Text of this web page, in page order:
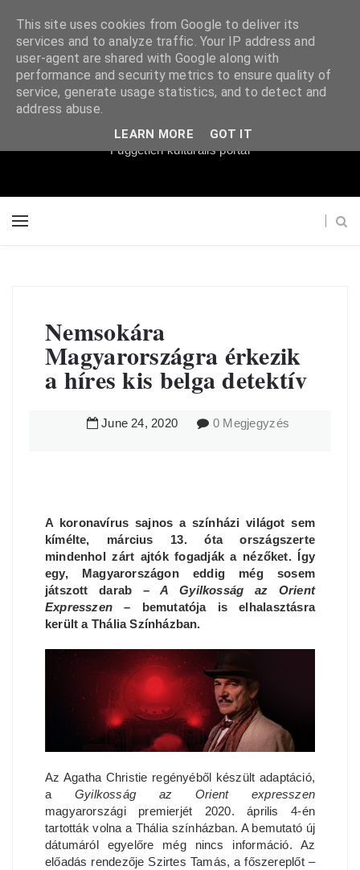
Súgópéldány
Független kulturális portál
Nemsokára
Magyarországra érkezik
a híres kis belga detektív
June 24, 2020 0 Megjegyzés
A koronavírus sajnos a színházi világot sem
kímélte, március 13. óta országszerte
mindenhol zárt ajtók fogadják a nézőket. Így
egy, Magyarországon eddig még sosem
játszott darab –A Gyilkosság az Orient
Expresszen – bemutatója is elhalasztásra
került a Thália Színházban.
Az Agatha Christie regényéből készült adaptáció,
a Gyilkosság az Orient expresszen
magyarországi premierjét 2020. április 4-én
tartották volna a Thália színházban. A bemutató új
dátumáról egyelőre még nincs információ. Az
előadás rendezője Szirtes Tamás, a főszereplőt –
This site uses cookies from Google to deliver its
services and to analyze traffic. Your IP address and
user-agent are shared with Google along with
performance and security metrics to ensure quality of
service, generate usage statistics, and to detect and
address abuse.
LEARN MORE GOT IT